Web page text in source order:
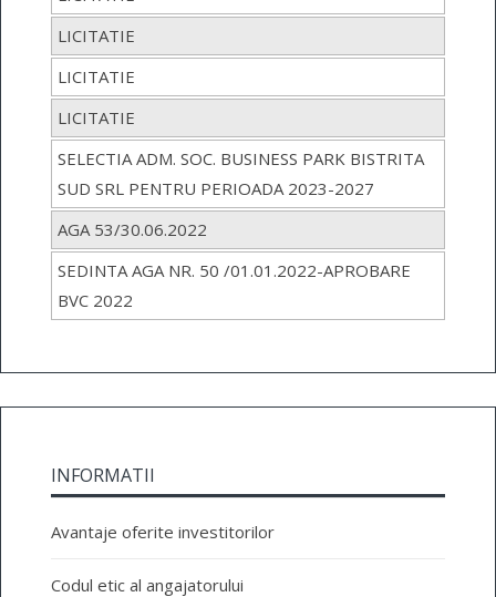
LICITATIE
LICITATIE
LICITATIE
SELECTIA ADM. SOC. BUSINESS PARK BISTRITA
SUD SRL PENTRU PERIOADA 2023-2027
AGA 53/30.06.2022
SEDINTA AGA NR. 50 /01.01.2022-APROBARE
BVC 2022
INFORMATII
Avantaje oferite investitorilor
Codul etic al angajatorului